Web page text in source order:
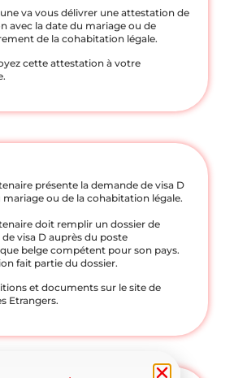
va vous délivrer une attestation de
avec la date du mariage ou de
de la cohabitation légale.
cette attestation à votre
présente la demande de visa D
mariage ou de la cohabitation légale.
doit remplir un dossier de
visa D auprès du poste
belge compétent pour son pays.
fait partie du dossier.
et documents sur le site de
Etrangers.